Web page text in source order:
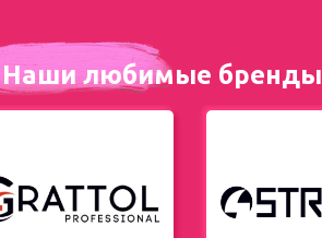
Наши любимые бренды